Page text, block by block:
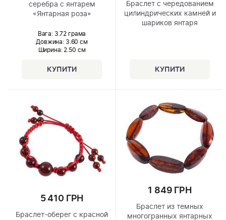
серебра с янтарем
«Янтарная роза»
Вага: 3.72 грама
Довжина: 3.60 см
Ширина: 2.50 см
Браслет с чередованием
цилиндрических камней и
шариков янтаря
5 410 ГРН
Браслет-оберег с красной
1 849 ГРН
Браслет из темных
многогранных янтарных